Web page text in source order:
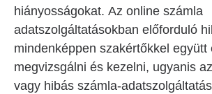
hiányosságokat. Az online számla
adatszolgáltatásokban előforduló
mindenképpen szakértőkkel együtt
megvizsgálni és kezelni, ugyanis
vagy hibás számla-